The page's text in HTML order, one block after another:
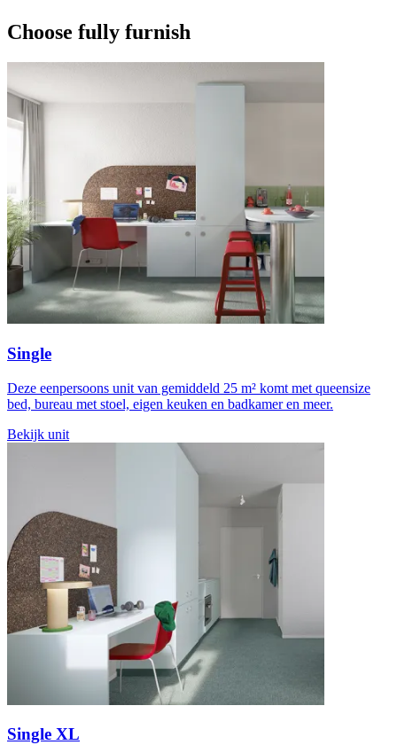
Choose fully furnish
Single
Deze eenpersoons unit van gemiddeld 25 m² komt met queensize
bed, bureau met stoel, eigen keuken en badkamer en meer.
Bekijk unit
Single XL